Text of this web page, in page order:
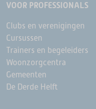
VOOR PROFESSIONALS
Clubs en verenigingen
Cursussen
Trainers en begeleiders
Woonzorgcentra
Gemeenten
De Derde Helft